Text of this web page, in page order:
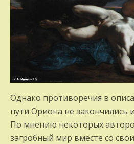
Однако противоречия в
пути Ориона не закончились
По мнению некоторых
загробный мир вместе со